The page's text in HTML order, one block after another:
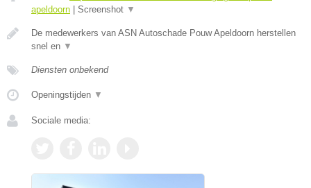
apeldoorn | Screenshot ▼
De medewerkers van ASN Autoschade Pouw Apeldoorn herstellen
snel en ▼
Diensten onbekend
Openingstijden ▼
Sociale media: